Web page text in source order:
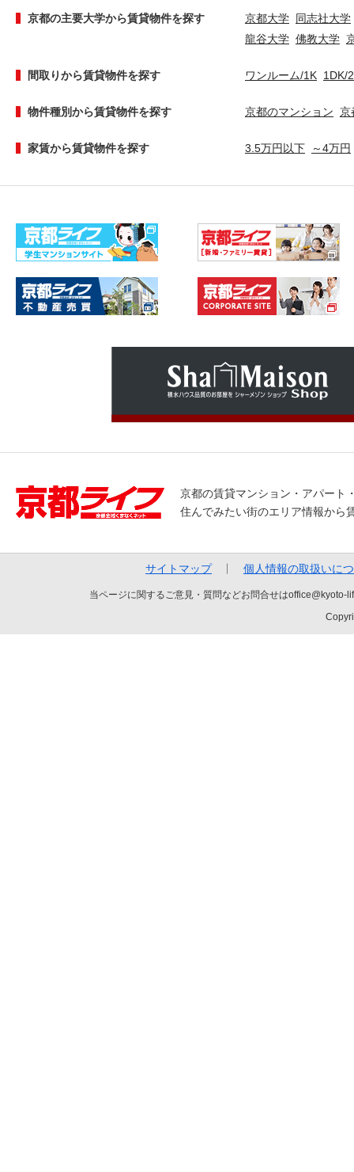
京都の主要大学から賃貸物件を探す 京都大学 同志社大学
龍谷大学 佛教大学
間取りから賃貸物件を探す ワンルーム/1K 1DK/
物件種別から賃貸物件を探す 京都のマンション 京
家賃から賃貸物件を探す 3.5万円以下 ～4万円
京都の賃貸マンション・アパート
住んでみたい街のエリア情報から
サイトマップ 個人情報の取扱いに
当ページに関するご意見・質問などお問合せは